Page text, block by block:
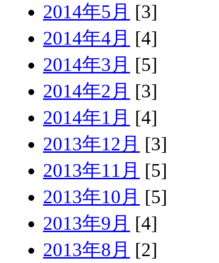
2014年5月 [3]
2014年4月 [4]
2014年3月 [5]
2014年2月 [3]
2014年1月 [4]
2013年12月 [3]
2013年11月 [5]
2013年10月 [5]
2013年9月 [4]
2013年8月 [2]